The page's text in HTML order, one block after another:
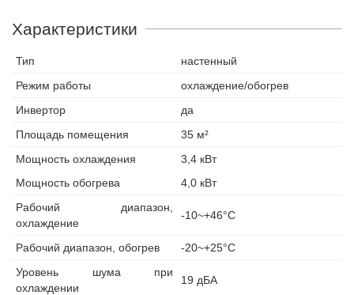
Характеристики
Тип
настенный
Режим работы
охлаждение/обогрев
Инвертор
да
Площадь помещения
35 м²
Мощность охлаждения
3,4 кВт
Мощность обогрева
4,0 кВт
Рабочий диапазон,
охлаждение
-10~+46°С
Рабочий диапазон, обогрев
-20~+25°С
Уровень шума при
охлаждении
19 дБА